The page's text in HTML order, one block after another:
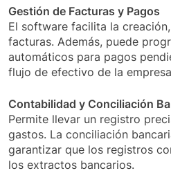
Gestión de Facturas y Pagos
El software facilita la
facturas. Además, puede
automáticos para pagos
flujo de efectivo de la
Contabilidad y Conciliación
Permite llevar un registro
gastos. La conciliación
garantizar que los registros
los extractos bancarios.